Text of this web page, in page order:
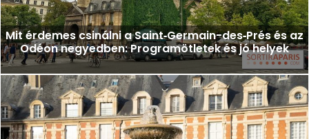
Mit érdemes csinálni a Saint‑Germain-des‑Prés és az
Odéon negyedben: Programötletek és jó helyek